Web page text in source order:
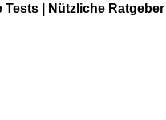
Tests |
Nützliche Ratgeber